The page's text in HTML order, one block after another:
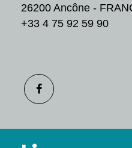
26200 Ancône -
+33 4 75 92 59 90